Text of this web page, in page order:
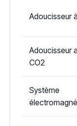
Adoucisseur
Adoucisseur
CO2
Système